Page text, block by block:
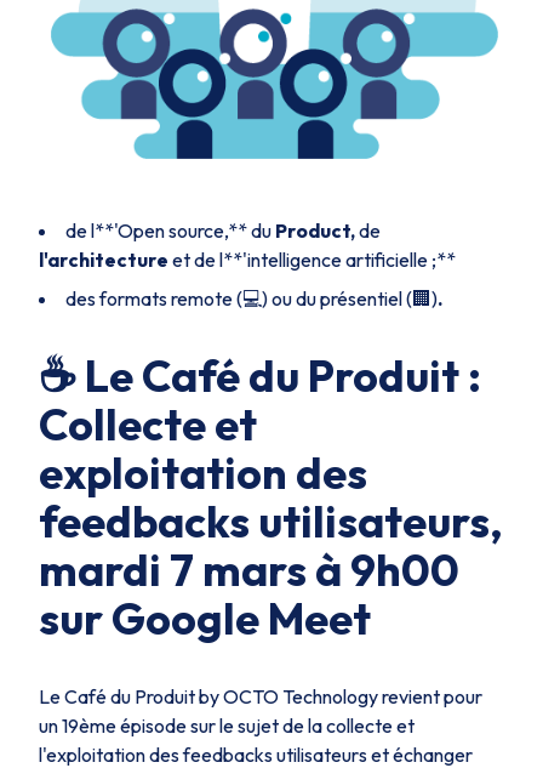
de l**'Open source,** du Product,de
l'architecture et de l**'intelligence artificielle ;**
des formats remote (💻) ou du présentiel (🏢).
☕️ Le Café du Produit :
Collecte et
exploitation des
feedbacks utilisateurs,
mardi 7 mars à 9h00
sur Google Meet
Le Café du Produit by OCTO Technology revient pour
un 19ème épisode sur le sujet de la collecte et
l'exploitation des feedbacks utilisateurs et échanger